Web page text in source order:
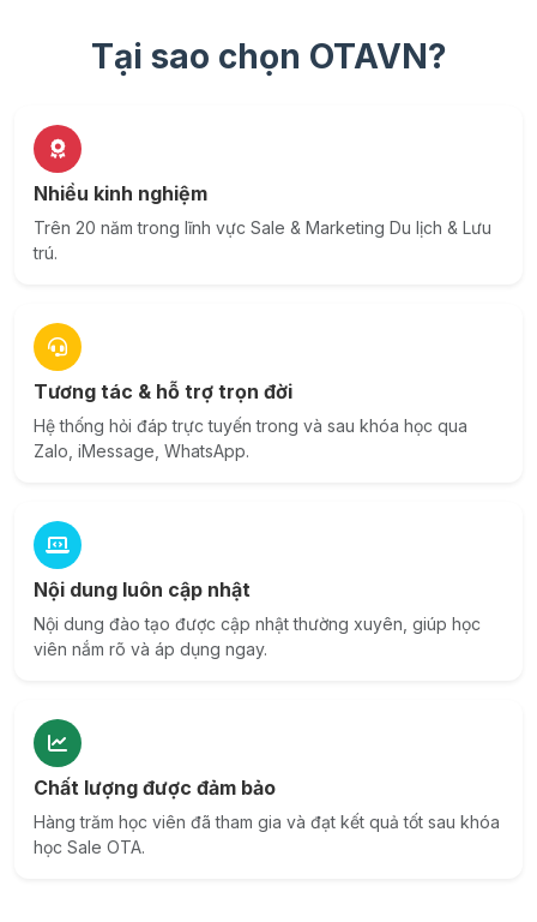
Tại sao chọn OTAVN?
Nhiều kinh nghiệm
Trên 20 năm trong lĩnh vực Sale & Marketing Du lịch & Lưu
trú.
Tương tác & hỗ trợ trọn đời
Hệ thống hỏi đáp trực tuyến trong và sau khóa học qua
Zalo, iMessage, WhatsApp.
Nội dung luôn cập nhật
Nội dung đào tạo được cập nhật thường xuyên, giúp học
viên nắm rõ và áp dụng ngay.
Chất lượng được đảm bảo
Hàng trăm học viên đã tham gia và đạt kết quả tốt sau khóa
học Sale OTA.